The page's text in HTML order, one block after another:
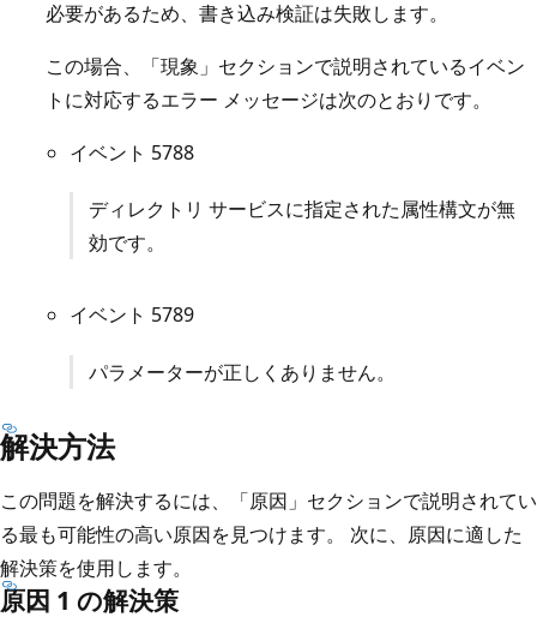
必要があるため、書き込み検証は失敗します。
この場合、「現象」セクションで説明されているイベン
トに対応するエラー メッセージは次のとおりです。
イベント 5788
ディレクトリ サービスに指定された属性構文が無
効です。
イベント 5789
パラメーターが正しくありません。
解決方法
この問題を解決するには、「原因」セクションで説明されてい
る最も可能性の高い原因を見つけます。 次に、原因に適した
解決策を使用します。
原因 1 の解決策